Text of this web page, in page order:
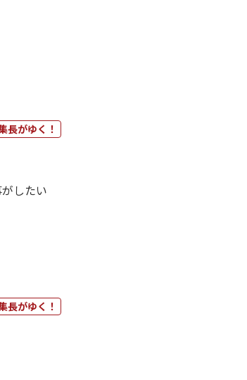
長がゆく！
がしたい
長がゆく！